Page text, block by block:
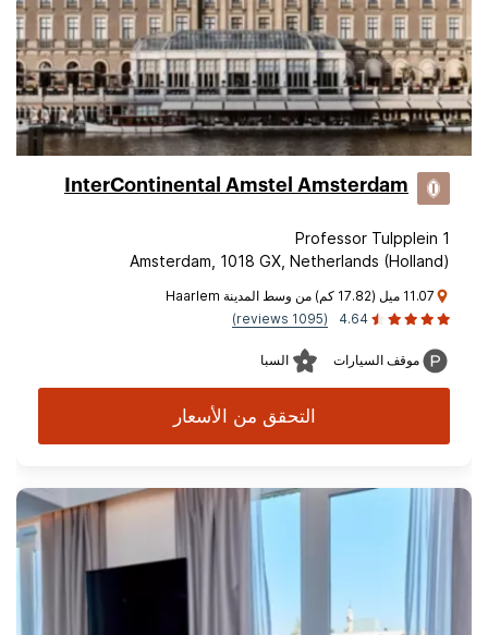
InterContinental Amstel Amsterdam
Professor Tulpplein 1
Amsterdam, 1018 GX, Netherlands (Holland)
11.07 ميل (17.82 كم) من وسط المدينة Haarlem
4.64
(1095 reviews)
موقف السيارات السبا
التحقق من الأسعار